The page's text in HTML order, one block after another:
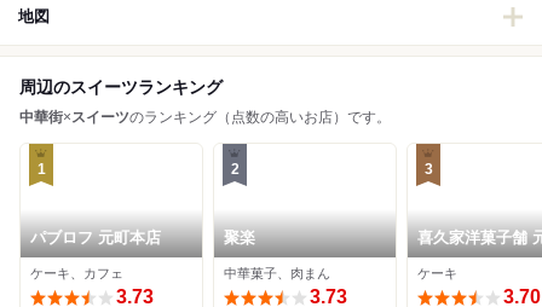
地図
周辺のスイーツランキング
中華街×スイーツのランキング（点数の高いお店）です。
1
パブロフ 元町本店
ケーキ、カフェ
3.73
2
聚楽
中華菓子、肉まん
3.73
3
喜久家洋菓子舗
本店
ケーキ
3.70